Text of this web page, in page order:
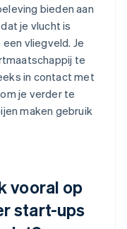
bieden aan
je vlucht is
vliegveld. Je
te
in contact met
je verder te
maken gebruik
vooral op
start-ups